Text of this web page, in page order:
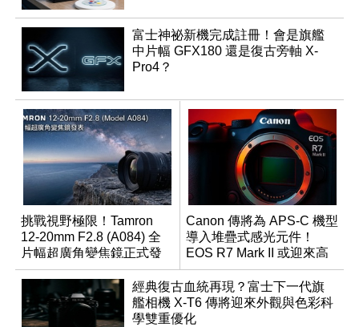
富士神祕新機完成註冊！會是旗艦
中片幅 GFX180 還是復古旁軸 X-
Pro4？
挑戰視野極限！Tamron
12-20mm F2.8 (A084) 全
片幅超廣角變焦鏡正式發
表
Canon 傳將為 APS-C 機型
導入堆疊式感光元件！
EOS R7 Mark II 或迎來高
速讀出升級
經典復古血統再現？富士下一代旗
艦相機 X-T6 傳將迎來外觀與色彩科
學雙重優化